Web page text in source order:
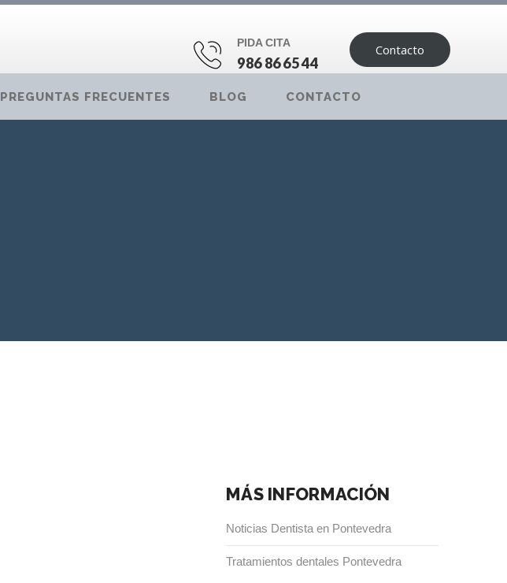
PIDA CITA
986 86 65 44
Contacto
PREGUNTAS FRECUENTES BLOG CONTACTO
MÁS INFORMACIÓN
Noticias Dentista en Pontevedra
Tratamientos dentales Pontevedra